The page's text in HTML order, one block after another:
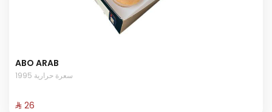
ABO ARAB
1995 سعرة حرارية
⁨⁦‪‬ 26⁩